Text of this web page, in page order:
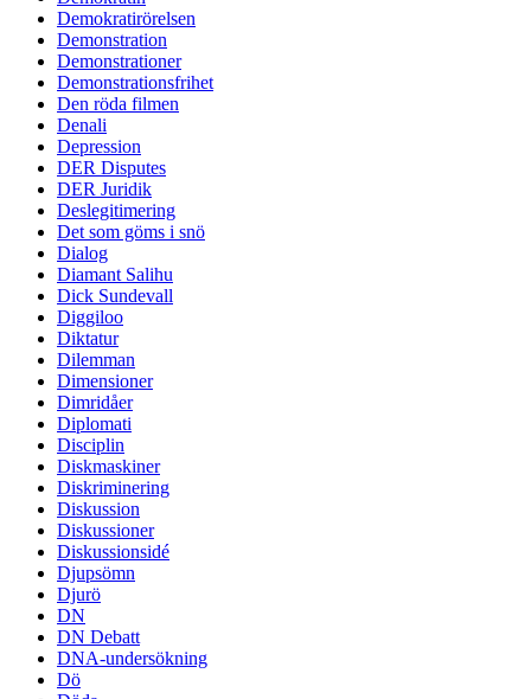
Demokratirörelsen
Demonstration
Demonstrationer
Demonstrationsfrihet
Den röda filmen
Denali
Depression
DER Disputes
DER Juridik
Deslegitimering
Det som göms i snö
Dialog
Diamant Salihu
Dick Sundevall
Diggiloo
Diktatur
Dilemman
Dimensioner
Dimridåer
Diplomati
Disciplin
Diskmaskiner
Diskriminering
Diskussion
Diskussioner
Diskussionsidé
Djupsömn
Djurö
DN
DN Debatt
DNA-undersökning
Dö